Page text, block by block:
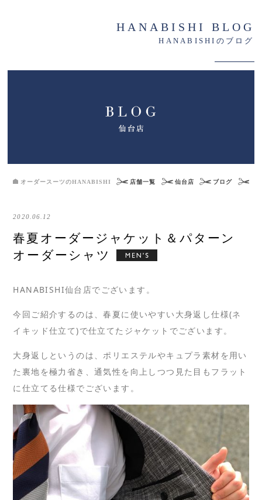
HANABISHI BLOG
HANABISHIのブログ
オーダースーツのHANABISHI 店舗一覧 仙台店 ブログ
2020.06.12
春夏オーダージャケット＆パターン
オーダーシャツ
HANABISHI仙台店でございます。
今回ご紹介するのは、春夏に使いやすい大身返し仕様(ネ
イキッド仕立て)で仕立てたジャケットでございます。
大身返しというのは、ポリエステルやキュプラ素材を用い
た裏地を極力省き、通気性を向上しつつ見た目もフラット
に仕立てる仕様でございます。